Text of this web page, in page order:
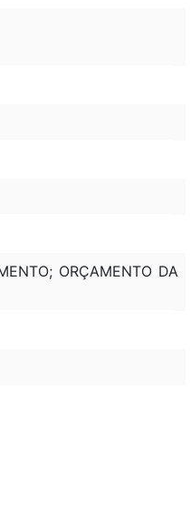
ORÇAMENTO DA